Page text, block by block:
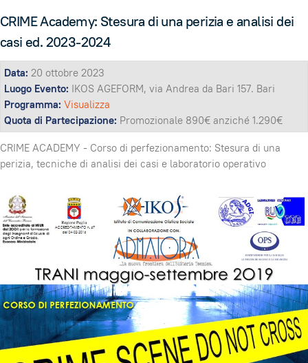
CRIME Academy: Stesura di una perizia e analisi dei
casi ed. 2023-2024
Data: 20 ottobre 2023
Luogo Evento: IKOS AGEFORM, via Andrea da Bari 157. Bari
Programma: Visualizza
Quota di Partecipazione: Promozionale 890€ anziché 1.290€
CRIME ACADEMY - Corso di perfezionamento: Stesura di una
perizia, tecniche di analisi dei casi e laboratorio operativo